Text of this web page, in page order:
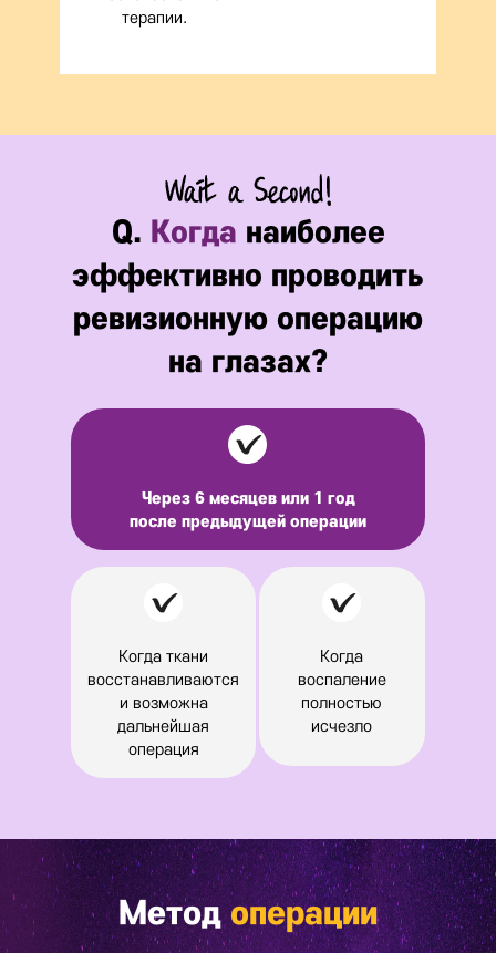
терапии.
Q. Когда наиболее
эффективно проводить
ревизионную операцию
на глазах?
Через 6 месяцев или 1 год
после предыдущей операции
Когда ткани
восстанавливаются
и возможна
дальнейшая
операция
Когда
воспаление
полностью
исчезло
Методоперации